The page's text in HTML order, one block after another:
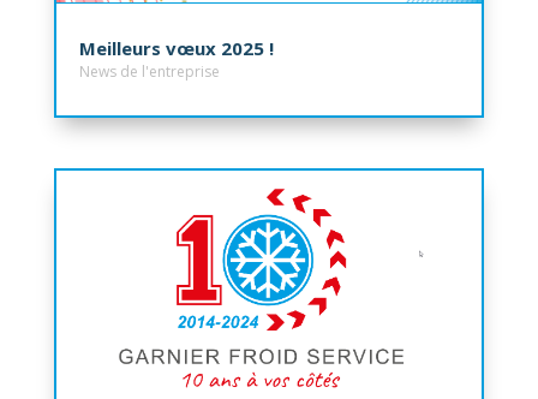
Meilleurs vœux 2025 !
News de l'entreprise